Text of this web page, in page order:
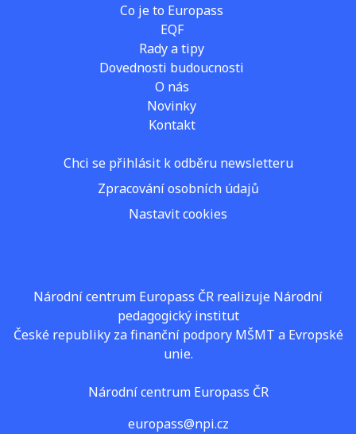
Co je to Europass
EQF
Rady a tipy
Dovednosti budoucnosti
O nás
Novinky
Kontakt
Chci se přihlásit k odběru newsletteru
Zpracování osobních údajů
Nastavit cookies
Národní centrum Europass ČR realizuje Národní
pedagogický institut
České republiky za finanční podpory MŠMT a Evropské
unie.
Národní centrum Europass ČR
europass@npi.cz